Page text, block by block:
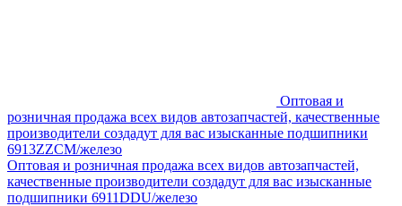
Оптовая и
розничная продажа всех видов автозапчастей, качественные
производители создадут для вас изысканные подшипники
6913ZZCM/железо
Оптовая и розничная продажа всех видов автозапчастей,
качественные производители создадут для вас изысканные
подшипники 6911DDU/железо